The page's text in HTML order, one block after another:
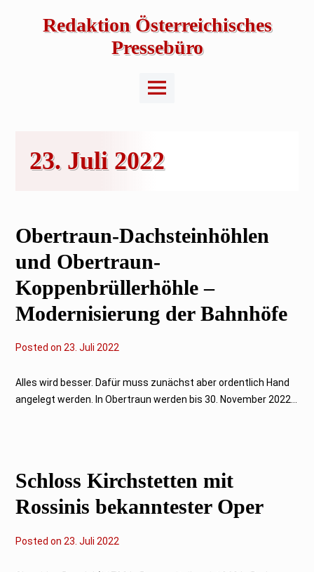
Redaktion Österreichisches
Pressebüro
Main
Menu
23. Juli 2022
Obertraun-Dachsteinhöhlen
und Obertraun-
Koppenbrüllerhöhle –
Modernisierung der Bahnhöfe
Posted on2
e
r
3
23. Juli 2022
Alles wird besser. Dafür muss zunächst aber ordentlich Hand
angelegt werden. In Obertraun werden bis 30. November 2022...
Schloss Kirchstetten mit
Rossinis bekanntester Oper
Posted on 2
23. Juli 2022